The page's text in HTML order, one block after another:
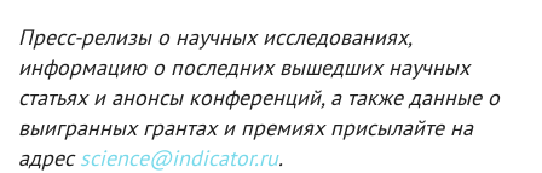
Пресс-релизы о научных исследованиях,
информацию о последних вышедших научных
статьях и анонсы конференций, а также данные о
выигранных грантах и премиях присылайте на
адресscience@indicator.ru.